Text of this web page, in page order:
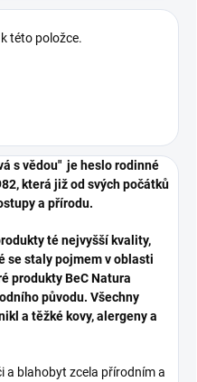
této položce.
s vědou" je heslo rodinné
která již od svých počátků
a přírodu.
té nejvyšší kvality,
se staly pojmem v oblasti
produkty BeC Natura
původu. Všechny
a těžké kovy, alergeny a
a blahobyt zcela přírodním a